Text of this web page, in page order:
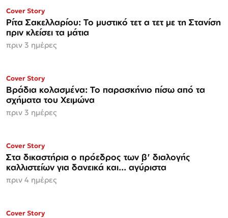
ΜΟΝΟ ΣΤΗΝ
Espresso
Cover Story
Ρίτα Σακελλαρίου: Το μυστικό τετ α τετ με τη Στανίση
πριν κλείσει τα μάτια
πριν 3 ημέρες
Cover Story
Βράδια κολασμένα: Το παρασκήνιο πίσω από τα
σχήματα του Χειμώνα
πριν 3 ημέρες
Cover Story
Στα δικαστήρια ο πρόεδρος των β' διαλογής
καλλιστείων για δανεικά και... αγύριστα
πριν 4 ημέρες
Cover Story